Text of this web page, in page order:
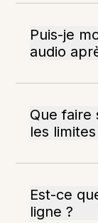
Puis-je
audio
Que faire
les
Est-ce
ligne ?